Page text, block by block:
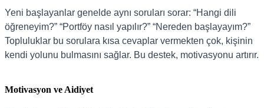
Yeni başlayanlar genelde aynı soruları sorar: “Hangi dili
öğreneyim?” “Portföy nasıl yapılır?” “Nereden başlayayım?”
Topluluklar bu sorulara kısa cevaplar vermekten çok, kişinin
kendi yolunu bulmasını sağlar. Bu destek, motivasyonu artırır.
Motivasyon ve Aidiyet